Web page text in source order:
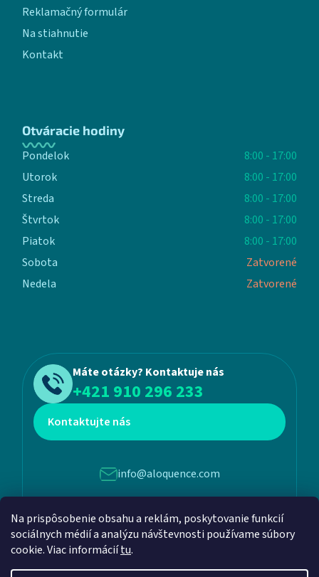
Na prispôsobenie obsahu a reklám, poskytovanie funkcií
sociálnych médií a analýzu návštevnosti používame súbory
cookie. Viac informáciítu.
Reklamačný formulár
Na stiahnutie
Kontakt
Otváracie hodiny
Pondelok
8:00 - 17:00
Utorok
8:00 - 17:00
Streda
8:00 - 17:00
Štvrtok
8:00 - 17:00
Piatok
8:00 - 17:00
Sobota
Zatvorené
Nedela
Zatvorené
Máte otázky? Kontaktuje nás
+421 910 296 233
Kontaktujte nás
info@aloquence.com
Martina Benku 6, 952 01, Vráble